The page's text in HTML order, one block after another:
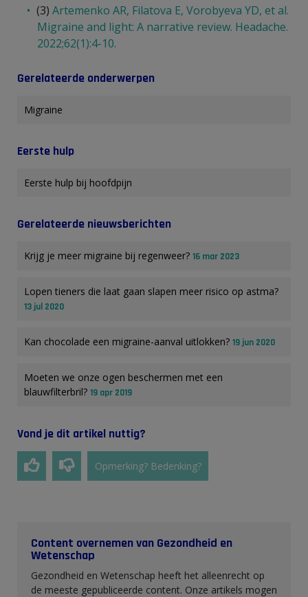
(3) Artemenko AR, Filatova E, Vorobyeva YD, et al.
Migraine and light: A narrative review. Headache.
2022;62(1):4-10.
Gerelateerde onderwerpen
Migraine
Eerste hulp
Eerste hulp bij hoofdpijn
Gerelateerde nieuwsberichten
Krijg je meer migraine bij regenweer? 16 mar 2023
Lopen tieners die laat gaan slapen meer risico op astma?
13 jul 2020
Kan chocolade een migraine-aanval uitlokken? 19 jun 2020
Moeten we onze ogen beschermen met een
blauwfilterbril? 19 apr 2019
Vond je dit artikel nuttig?
Opmerking? Bedenking?
Content overnemen van Gezondheid en
Wetenschap
Gezondheid en Wetenschap heeft het alleenrecht op
de meeste gepubliceerde content. Onze artikels mogen